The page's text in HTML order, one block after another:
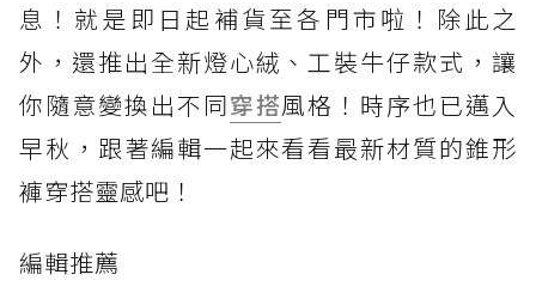
息！就是即日起補貨至各門市啦！除此之
外，還推出全新燈心絨、工裝牛仔款式，讓
你隨意變換出不同穿搭風格！時序也已邁入
早秋，跟著編輯一起來看看最新材質的錐形
褲穿搭靈感吧！
編輯推薦